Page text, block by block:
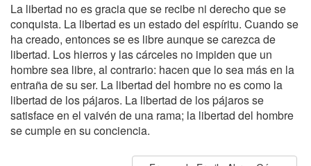
La libertad no es gracia que se recibe ni derecho que se
conquista. La libertad es un estado del espíritu. Cuando se
ha creado, entonces se es libre aunque se carezca de
libertad. Los hierros y las cárceles no impiden que un
hombre sea libre, al contrario: hacen que lo sea más en la
entraña de su ser. La libertad del hombre no es como la
libertad de los pájaros. La libertad de los pájaros se
satisface en el vaivén de una rama; la libertad del hombre
se cumple en su conciencia.